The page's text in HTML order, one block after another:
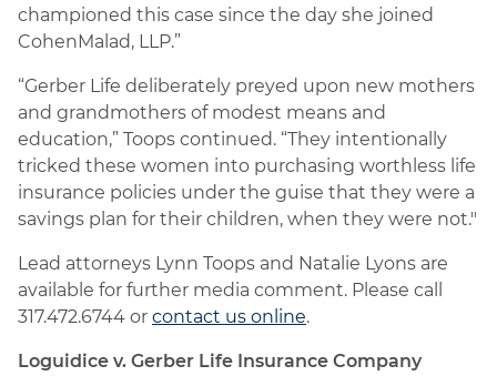
championed this case since the day she joined
CohenMalad, LLP.”
“Gerber Life deliberately preyed upon new mothers
and grandmothers of modest means and
education,” Toops continued. “They intentionally
tricked these women into purchasing worthless life
insurance policies under the guise that they were a
savings plan for their children, when they were not."
Lead attorneys Lynn Toops and Natalie Lyons are
available for further media comment. Please call
317.472.6744 or contact us online.
Loguidice v. Gerber Life Insurance Company